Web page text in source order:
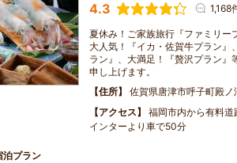
4.3 1,168
夏休み！ご家族旅行『ファミリー
大人気！『イカ・佐賀牛プラン』
ラン』、大満足！『贅沢プラン』
申し上げます。
住所
佐賀県唐津市呼子町殿
アクセス
福岡市内から有料
インターより車で50分
泊プラン